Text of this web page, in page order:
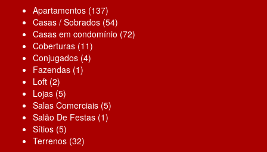
Apartamentos (137)
Casas / Sobrados (54)
Casas em condomínio (72)
Coberturas (11)
Conjugados (4)
Fazendas (1)
Loft (2)
Lojas (5)
Salas Comerciais (5)
Salão De Festas (1)
Sítios (5)
Terrenos (32)